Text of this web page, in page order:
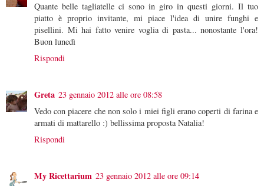
Quante belle tagliatelle ci sono in giro in questi giorni. Il tuo
piatto è proprio invitante, mi piace l'idea di unire funghi e
pisellini. Mi hai fatto venire voglia di pasta... nonostante l'ora!
Buon lunedì
Rispondi
Greta 23 gennaio 2012 alle ore 08:58
Vedo con piacere che non solo i miei figli erano coperti di farina e
armati di mattarello :) bellissima proposta Natalia!
Rispondi
My Ricettarium 23 gennaio 2012 alle ore 09:14